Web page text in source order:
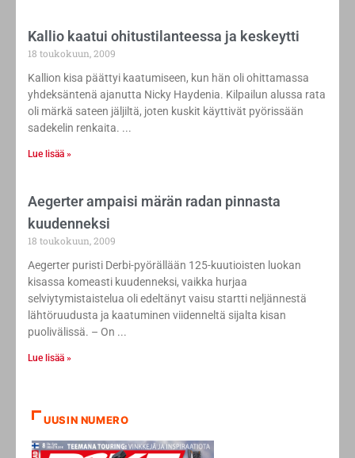
Kallio kaatui ohitustilanteessa ja keskeytti
18 toukokuun, 2009
Kallion kisa päättyi kaatumiseen, kun hän oli ohittamassa
yhdeksäntenä ajanutta Nicky Haydenia. Kilpailun alussa rata
oli märkä sateen jäljiltä, joten kuskit käyttivät pyörissään
sadekelin renkaita.
Lue lisää »
Aegerter ampaisi märän radan pinnasta
kuudenneksi
18 toukokuun, 2009
Aegerter puristi Derbi-pyörällään 125-kuutioisten luokan
kisassa komeasti kuudenneksi, vaikka hurjaa
selviytymistaistelua oli edeltänyt vaisu startti neljännestä
lähtöruudusta ja kaatuminen viidenneltä sijalta kisan
puolivälissä. – On
Lue lisää »
UUSIN NUMERO